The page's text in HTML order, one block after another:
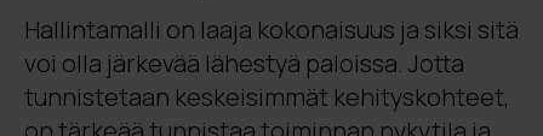
Hallintamalli on laaja kokonaisuus ja siksi sitä
voi olla järkevää lähestyä paloissa. Jotta
tunnistetaan keskeisimmät kehityskohteet,